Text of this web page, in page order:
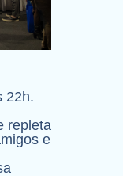
22h.
repleta
e